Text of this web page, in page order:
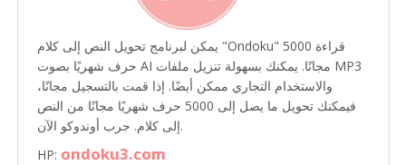
يمكن لبرنامج تحويل النص إلى كلام "Ondoku" قراءة 5000
حرف شهريًا بصوت AI مجانًا. يمكنك بسهولة تنزيل ملفات MP3
والاستخدام التجاري ممكن أيضًا. إذا قمت بالتسجيل مجانًا،
فيمكنك تحويل ما يصل إلى 5000 حرف شهريًا مجانًا من النص
إلى كلام. جرب أوندوكو الآن.
HP: ondoku3.com